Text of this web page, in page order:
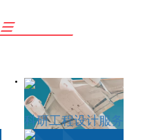
科研工程设计服务